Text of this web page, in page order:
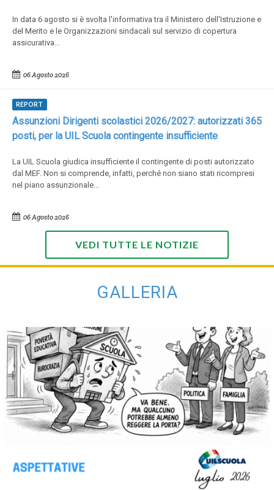
In data 6 agosto si è svolta l'informativa tra il Ministero dell'Istruzione e
del Merito e le Organizzazioni sindacali sul servizio di copertura
assicurativa...
06 Agosto 2026
REPORT
Assunzioni Dirigenti scolastici 2026/2027: autorizzati 365
posti, per la UIL Scuola contingente insufficiente
La UIL Scuola giudica insufficiente il contingente di posti autorizzato
dal MEF. Non si comprende, infatti, perché non siano stati ricompresi
nel piano assunzionale...
06 Agosto 2026
VEDI TUTTE LE NOTIZIE
GALLERIA